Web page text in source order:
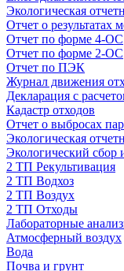
Экологическая
Отчет о
Отчет по форме 4-ОС
Отчет по форме 2-ОС
Отчет по ПЭК
Журнал движения
Декларация с
Кадастр отходов
Отчет о выбросах
Экологическая
Экологический сбор
2 ТП Рекультивация
2 ТП Водхоз
2 ТП Воздух
2 ТП Отходы
Лабораторные
Атмосферный воздух
Вода
Почва и грунт